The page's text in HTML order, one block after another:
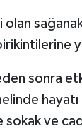
olan
sonra
sokak ve